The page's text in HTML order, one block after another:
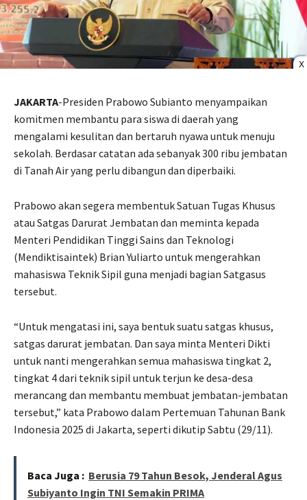
X
JAKARTA-Presiden Prabowo Subianto menyampaikan
komitmen membantu para siswa di daerah yang
mengalami kesulitan dan bertaruh nyawa untuk menuju
sekolah. Berdasar catatan ada sebanyak 300 ribu jembatan
di Tanah Air yang perlu dibangun dan diperbaiki.
Prabowo akan segera membentuk Satuan Tugas Khusus
atau Satgas Darurat Jembatan dan meminta kepada
Menteri Pendidikan Tinggi Sains dan Teknologi
(Mendiktisaintek) Brian Yuliarto untuk mengerahkan
mahasiswa Teknik Sipil guna menjadi bagian Satgasus
tersebut.
“Untuk mengatasi ini, saya bentuk suatu satgas khusus,
satgas darurat jembatan. Dan saya minta Menteri Dikti
untuk nanti mengerahkan semua mahasiswa tingkat 2,
tingkat 4 dari teknik sipil untuk terjun ke desa-desa
merancang dan membantu membuat jembatan-jembatan
tersebut,” kata Prabowo dalam Pertemuan Tahunan Bank
Indonesia 2025 di Jakarta, seperti dikutip Sabtu (29/11).
Baca Juga : Berusia 79 Tahun Besok, Jenderal Agus
Subiyanto Ingin TNI Semakin PRIMA